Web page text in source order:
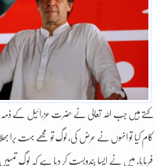
کہتے ہیں جب اللہ تعالی نے حضرت عزرائیل کے ذمہ
کام کیا تو انہوں نے عرض کی، لوگ تو مجھے بہت برا
فرمایا، میں نے ایسا بندوبست کر دیا ہے کہ لوگ